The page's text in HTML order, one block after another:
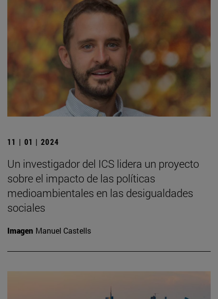
11 | 01 | 2024
Un investigador del ICS lidera un proyecto
sobre el impacto de las políticas
medioambientales en las desigualdades
sociales
Imagen Manuel Castells